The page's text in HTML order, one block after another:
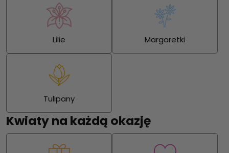
Lilie Margaretki
Tulipany
Kwiaty na każdą okazję